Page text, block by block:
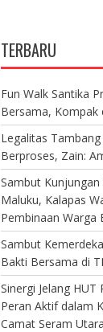
TERBARU
Fun Walk Santika
Bersama, Kompak
Legalitas
Berproses, Zain:
Sambut Kunjungan
Maluku, Kalapas
Pembinaan Warga
Sambut
Bakti Bersama di
Sinergi Jelang HUT
Peran Aktif dalam
Camat Seram Utara